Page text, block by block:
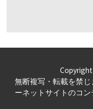
無断複写・転載を禁
ーネットサイトのコ